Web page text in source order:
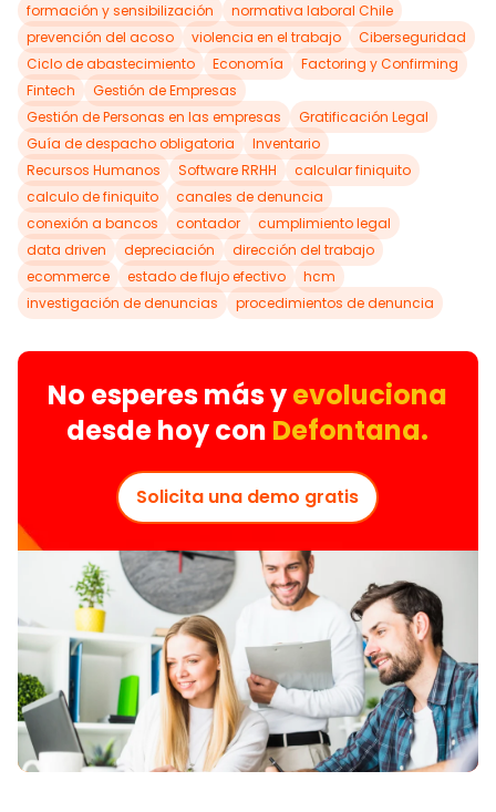
formación y sensibilización
normativa laboral Chile
prevención del acoso
violencia en el trabajo
Ciberseguridad
Ciclo de abastecimiento
Economía
Factoring y Confirming
Fintech
Gestión de Empresas
Gestión de Personas en las empresas
Gratificación Legal
Guía de despacho obligatoria
Inventario
Recursos Humanos
Software RRHH
calcular finiquito
calculo de finiquito
canales de denuncia
conexión a bancos
contador
cumplimiento legal
data driven
depreciación
dirección del trabajo
ecommerce
estado de flujo efectivo
hcm
investigación de denuncias
procedimientos de denuncia
No esperes más yevoluciona
desde hoy con Defontana.
Solicita una demo gratis